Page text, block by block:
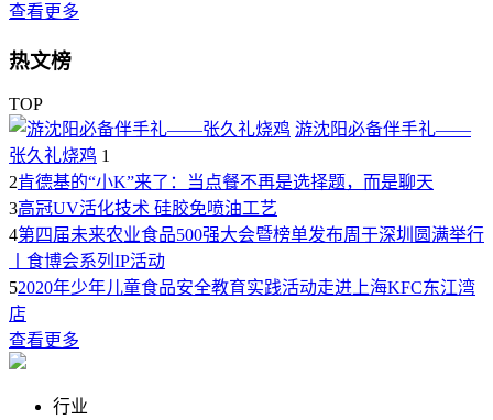
查看更多
热文榜
TOP
游沈阳必备伴手礼——
张久礼烧鸡 1
2肯德基的“小K”来了：当点餐不再是选择题，而是聊天
3高冠UV活化技术 硅胶免喷油工艺
4第四届未来农业食品500强大会暨榜单发布周于深圳圆满举行
丨食博会系列IP活动
52020年少年儿童食品安全教育实践活动走进上海KFC东江湾
店
查看更多
行业